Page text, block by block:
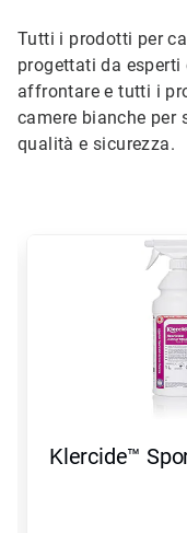
Tutti i prodotti per
progettati da esperti
affrontare e tutti i
camere bianche per
qualità e sicurezza.
navigare,Klercide™